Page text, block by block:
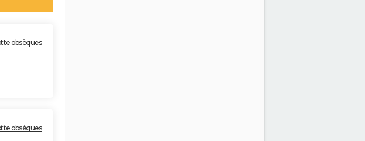
obsèques
obsèques